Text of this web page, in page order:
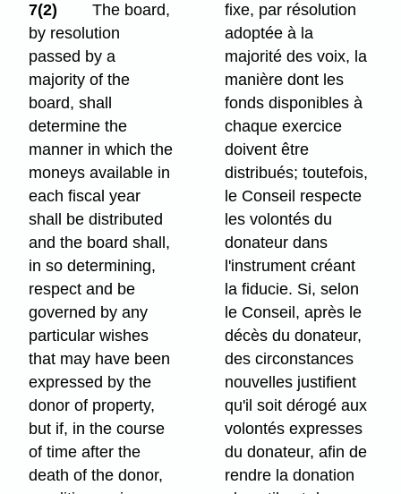
7(2)
The board,
by resolution
passed by a
majority of the
board, shall
determine the
manner in which the
moneys available in
each fiscal year
shall be distributed
and the board shall,
in so determining,
respect and be
governed by any
particular wishes
that may have been
expressed by the
donor of property,
but if, in the course
of time after the
death of the donor,
fixe, par résolution
adoptée à la
majorité des voix, la
manière dont les
fonds disponibles à
chaque exercice
doivent être
distribués; toutefois,
le Conseil respecte
les volontés du
donateur dans
l'instrument créant
la fiducie. Si, selon
le Conseil, après le
décès du donateur,
des circonstances
nouvelles justifient
qu'il soit dérogé aux
volontés expresses
du donateur, afin de
rendre la donation